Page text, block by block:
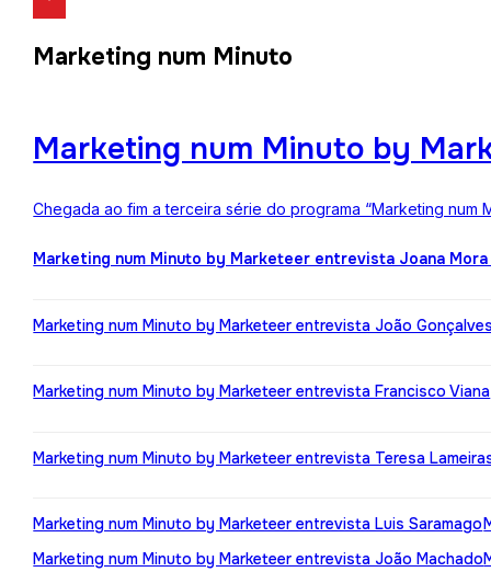
Marketing num Minuto
Marketing num Minuto by
Chegada ao fim a terceira série do programa “Marketing
Marketing num Minuto by Marketeer entrevista Joana
Marketing num Minuto by Marketeer entrevista João
Marketing num Minuto by Marketeer entrevista Francisco Viana
Marketing num Minuto by Marketeer entrevista Teresa
Marketing num Minuto by Marketeer entrevista Luis Saramago
Marketing num Minuto by Marketeer entrevista João Machado